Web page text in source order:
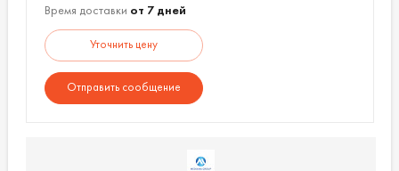
Время доставки от 7 дней
Уточнить цену
Отправить сообщение